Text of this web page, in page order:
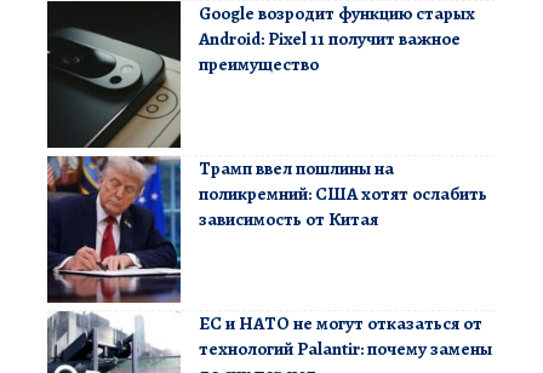
Google возродит функцию старых
Android: Pixel 11 получит важное
преимущество
Трамп ввел пошлины на
поликремний: США хотят ослабить
зависимость от Китая
ЕС и НАТО не могут отказаться от
технологий Palantir: почему замены